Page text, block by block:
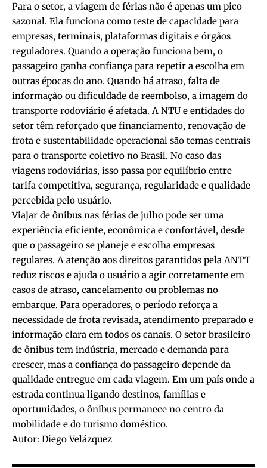
Para o setor, a viagem de férias não é apenas um pico
sazonal. Ela funciona como teste de capacidade para
empresas, terminais, plataformas digitais e órgãos
reguladores. Quando a operação funciona bem, o
passageiro ganha confiança para repetir a escolha em
outras épocas do ano. Quando há atraso, falta de
informação ou dificuldade de reembolso, a imagem do
transporte rodoviário é afetada. A NTU e entidades do
setor têm reforçado que financiamento, renovação de
frota e sustentabilidade operacional são temas centrais
para o transporte coletivo no Brasil. No caso das
viagens rodoviárias, isso passa por equilíbrio entre
tarifa competitiva, segurança, regularidade e qualidade
percebida pelo usuário.
Viajar de ônibus nas férias de julho pode ser uma
experiência eficiente, econômica e confortável, desde
que o passageiro se planeje e escolha empresas
regulares. A atenção aos direitos garantidos pela ANTT
reduz riscos e ajuda o usuário a agir corretamente em
casos de atraso, cancelamento ou problemas no
embarque. Para operadores, o período reforça a
necessidade de frota revisada, atendimento preparado e
informação clara em todos os canais. O setor brasileiro
de ônibus tem indústria, mercado e demanda para
crescer, mas a confiança do passageiro depende da
qualidade entregue em cada viagem. Em um país onde a
estrada continua ligando destinos, famílias e
oportunidades, o ônibus permanece no centro da
mobilidade e do turismo doméstico.
Autor: Diego Velázquez